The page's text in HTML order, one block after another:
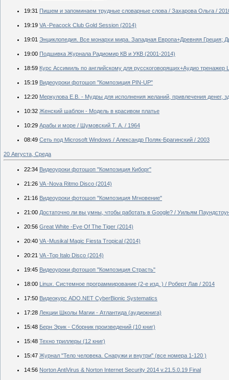
19:31 Пишем и запоминаем трудные словарные слова / Захарова Ольга /
19:19 VA -Peacock Club Gold Session (2014)
19:01 Энциклопедия. Все монархи мира. Западная Европа+Древняя Греция;
19:00 Подшивка Журнала Радиомир КВ и УКВ (2001-2014)
18:59 Курс Ассимиль по английскому для русскоговорящих+Аудио тренажер
15:19 Видеоуроки фотошоп "Композиция PIN-UP"
12:20 Меркулова Е.В. - Мудры для исполнения желаний, привлечения денег,
10:32 Женский шаблон - Модель в красивом платье
10:29 Арабы и море / Шумовский Т. А. / 1964
08:49 Сеть под Microsoft Windows / Александр Поляк-Брагинский / 2003
20 Августа, Среда
22:34 Видеоуроки фотошоп "Композиция Киборг"
21:26 VA -Nova Ritmo Disco (2014)
21:16 Видеоуроки фотошоп "Композиция Мгновение"
21:00 Достаточно ли вы умны, чтобы работать в Google? / Уильям
20:56 Great White -Eye Of The Tiger (2014)
20:40 VA -Musikal Magic Fiesta Tropical (2014)
20:21 VA -Top Italo Disco (2014)
19:45 Видеоуроки фотошоп "Композиция Страсть"
18:00 Linux. Системное программирование (2-е изд. ) / Роберт Лав / 2014
17:50 Видеокурс ADO.NET CyberBionic Systematics
17:28 Лекции Школы Магии - Атлантида (аудиокнига)
15:48 Берн Эрик - Сборник произведений (10 книг)
15:48 Техно триллеры (12 книг)
15:47 Журнал "Тело человека. Снаружи и внутри" (все номера 1-120 )
14:56 Norton AntiVirus & Norton Internet Security 2014 v.21.5.0.19 Final